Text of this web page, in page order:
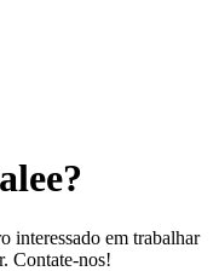
interessado em trabalhar
Contate-nos!